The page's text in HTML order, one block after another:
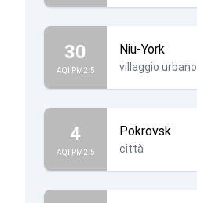
30
AQI PM2.5
Niu-York
villaggio urbano
4
AQI PM2.5
Pokrovsk
città